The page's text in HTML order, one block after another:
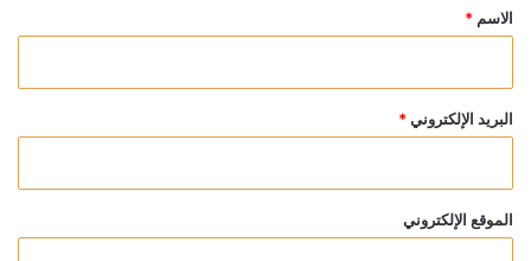
*
الاسم *
البريد الإلكتروني *
الموقع الإلكتروني